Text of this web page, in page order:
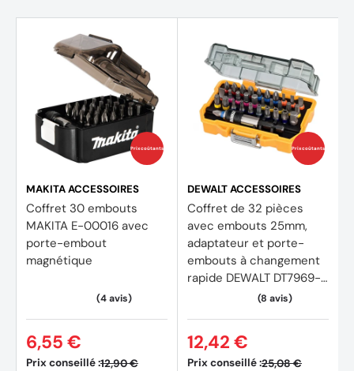
Prix coûtants
MAKITA ACCESSOIRES
Coffret 30 embouts
MAKITA E-00016 avec
porte-embout
magnétique
Prix conseillé :12,90 €
6,55 €
Prix coûtants
DEWALT ACCESSOIRES
Coffret de 32 pièces
avec embouts 25mm,
adaptateur et porte-
embouts à changement
rapide DEWALT DT7969-
Prix conseillé :25,08 €
12,42 €